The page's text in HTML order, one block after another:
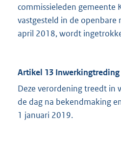
commissieleden gemeente
vastgesteld in de openbare
april 2018, wordt
Artikel 13 Inwerkingtreding
Deze verordening treedt in
de dag na bekendmaking
1 januari 2019.